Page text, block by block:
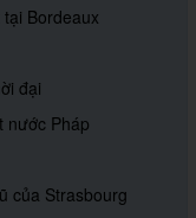
Bordeaux
đại
nước Pháp
của Strasbourg